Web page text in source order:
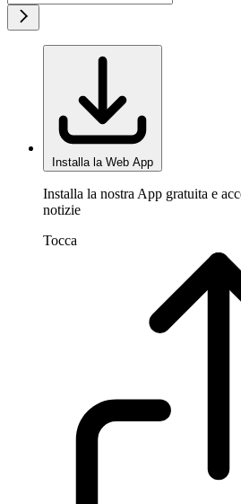
Installa la Web App
Installa la nostra App gratuita e
notizie
Tocca